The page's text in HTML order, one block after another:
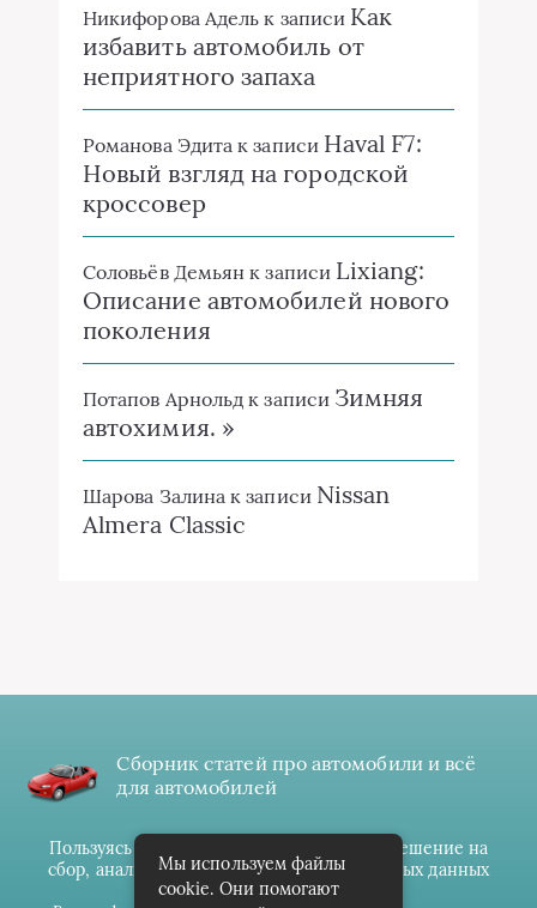
Никифорова Адель к записи Как
избавить автомобиль от
неприятного запаха
Романова Эдита к записи Haval F7:
Новый взгляд на городской
кроссовер
Соловьёв Демьян к записи Lixiang:
Описание автомобилей нового
поколения
Потапов Арнольд к записи Зимняя
автохимия. »
Шарова Залина к записи Nissan
Almera Classic
Сборник статей про автомобили и всё
для автомобилей
Пользуясь данным ресурсом вы даёте разрешение на
сбор, анализ и хранение своих персональных данных
согласноПравилам
Мы используем файлы
cookie. Они помогают